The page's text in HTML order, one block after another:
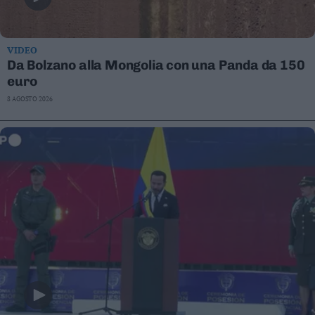
VIDEO
Da Bolzano alla Mongolia con una Panda da 150
euro
8 AGOSTO 2026